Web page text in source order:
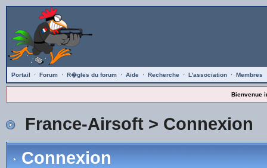
Portail · Forum · R�gles du forum · Aide · Recherche · L'association · Membres
Bienvenue
France-Airsoft> Connexion
Connexion